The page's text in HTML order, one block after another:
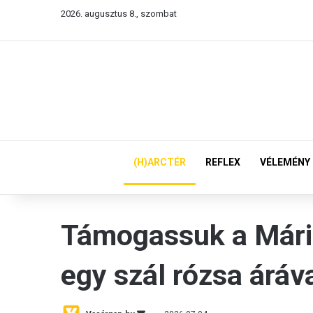
2026. augusztus 8., szombat
(H)ARCTÉR REFLEX VÉLEMÉNY
Támogassuk a
egy szál rózsa